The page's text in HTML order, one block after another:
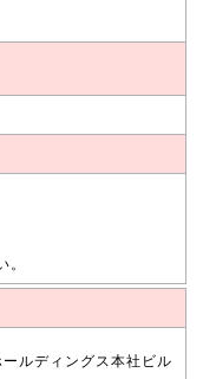
ールディングス本社ビル